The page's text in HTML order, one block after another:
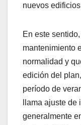
nuevos
En este
mantenimiento
normalidad y
edición del
período de
llama ajuste
generalmente